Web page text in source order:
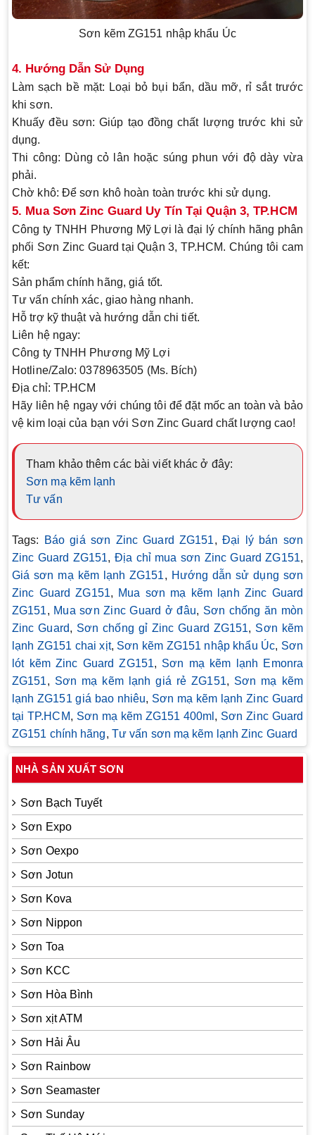
Sơn kẽm ZG151 nhập khẩu Úc
4. Hướng Dẫn Sử Dụng
Làm sạch bề mặt: Loại bỏ bụi bẩn, dầu mỡ, rỉ sắt trước
khi sơn.
Khuấy đều sơn: Giúp tạo đồng chất lượng trước khi sử
dụng.
Thi công: Dùng cỏ lân hoặc súng phun với độ dày vừa
phải.
Chờ khô: Để sơn khô hoàn toàn trước khi sử dụng.
5. Mua Sơn Zinc Guard Uy Tín Tại Quận 3, TP.HCM
Công ty TNHH Phương Mỹ Lợi là đại lý chính hãng phân
phối Sơn Zinc Guard tại Quận 3, TP.HCM. Chúng tôi cam
kết:
Sản phẩm chính hãng, giá tốt.
Tư vấn chính xác, giao hàng nhanh.
Hỗ trợ kỹ thuật và hướng dẫn chi tiết.
Liên hệ ngay:
Công ty TNHH Phương Mỹ Lợi
Hotline/Zalo: 0378963505 (Ms. Bích)
Địa chỉ: TP.HCM
Hãy liên hệ ngay với chúng tôi để đặt mốc an toàn và bảo
vệ kim loại của bạn với Sơn Zinc Guard chất lượng cao!
Tham khảo thêm các bài viết khác ở đây:
Sơn mạ kẽm lạnh
Tư vấn
Tags: Báo giá sơn Zinc Guard ZG151, Đại lý bán sơn
Zinc Guard ZG151, Địa chỉ mua sơn Zinc Guard ZG151,
Giá sơn mạ kẽm lạnh ZG151, Hướng dẫn sử dụng sơn
Zinc Guard ZG151, Mua sơn mạ kẽm lạnh Zinc Guard
ZG151, Mua sơn Zinc Guard ở đâu, Sơn chống ăn mòn
Zinc Guard, Sơn chống gỉ Zinc Guard ZG151, Sơn kẽm
lạnh ZG151 chai xịt, Sơn kẽm ZG151 nhập khẩu Úc, Sơn
lót kẽm Zinc Guard ZG151, Sơn mạ kẽm lạnh Emonra
ZG151, Sơn mạ kẽm lạnh giá rẻ ZG151, Sơn mạ kẽm
lạnh ZG151 giá bao nhiêu, Sơn mạ kẽm lạnh Zinc Guard
tại TP.HCM, Sơn mạ kẽm ZG151 400ml , Sơn Zinc Guard
ZG151 chính hãng, Tư vấn sơn mạ kẽm lạnh Zinc Guard
NHÀ SẢN XUẤT SƠN
Sơn Bạch Tuyết
Sơn Expo
Sơn Oexpo
Sơn Jotun
Sơn Kova
Sơn Nippon
Sơn Toa
Sơn KCC
Sơn Hòa Bình
Sơn xịt ATM
Sơn Hải Âu
Sơn Rainbow
Sơn Seamaster
Sơn Sunday